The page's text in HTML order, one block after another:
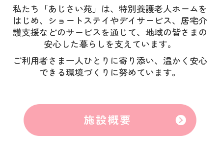
私たち「あじさい苑」は、特別養護老人ホームを
はじめ、ショートステイやデイサービス、居宅介
護支援などのサービスを通じて、地域の皆さまの
安心した暮らしを支えています。
ご利用者さま一人ひとりに寄り添い、温かく安心
できる環境づくりに努めています。